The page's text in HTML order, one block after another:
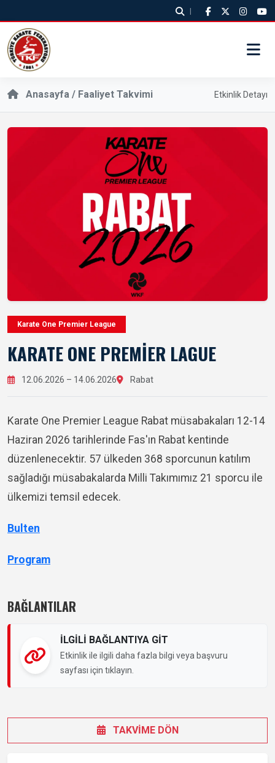
|
Anasayfa / Faaliyet Takvimi Etkinlik Detayı
Karate One Premier League
KARATE ONE PREMIER LAGUE
12.06.2026 – 14.06.2026 Rabat
Karate One Premier League Rabat müsabakaları 12-14
Haziran 2026 tarihlerinde Fas'ın Rabat kentinde
düzenlenecektir. 57 ülkeden 368 sporcunun katılım
sağladığı müsabakalarda Milli Takımımız 21 sporcu ile
ülkemizi temsil edecek.
Bulten
Program
BAĞLANTILAR
İLGİLİ BAĞLANTIYA GİT
Etkinlik ile ilgili daha fazla bilgi veya başvuru
sayfası için tıklayın.
TAKVİME DÖN